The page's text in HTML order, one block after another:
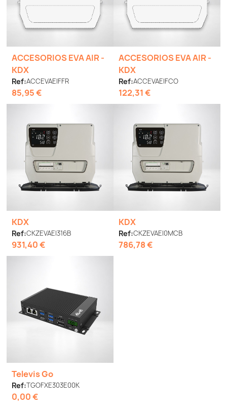
ACCESORIOS EVA AIR -
KDX
Ref:ACCEVAEIFFR
85,95 €
ACCESORIOS EVA AIR -
KDX
Ref:ACCEVAEIFCO
122,31 €
KDX
Ref:CKZEVAEI316B
931,40 €
KDX
Ref:CKZEVAEI0MCB
786,78 €
Televis Go
Ref:TGOFXE303E00K
0,00 €